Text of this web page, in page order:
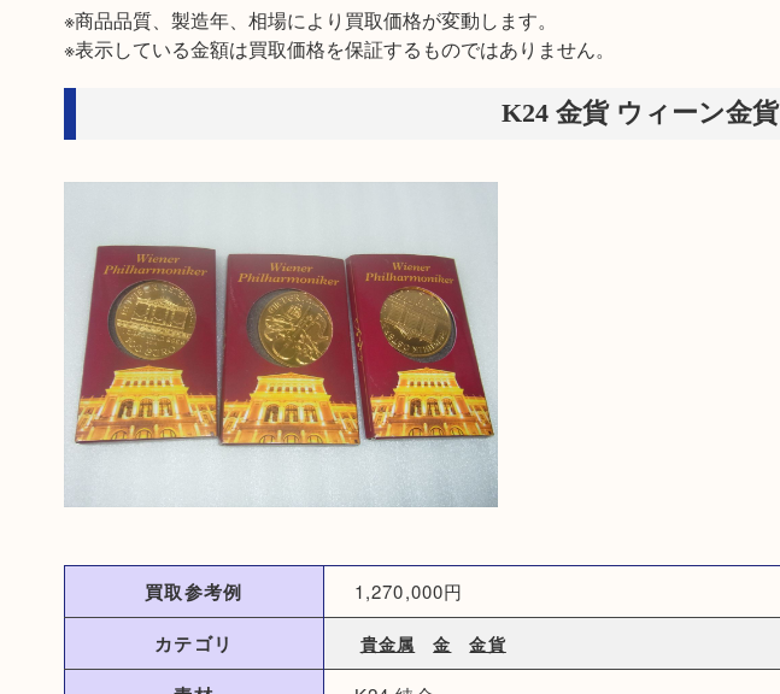
※商品品質、製造年、相場により買取価格が変動します。
※表示している金額は買取価格を保証するものではありません。
K24 金貨 ウィーン金貨
買取参考例 1,270,000円
カテゴリ 貴金属 金 金貨